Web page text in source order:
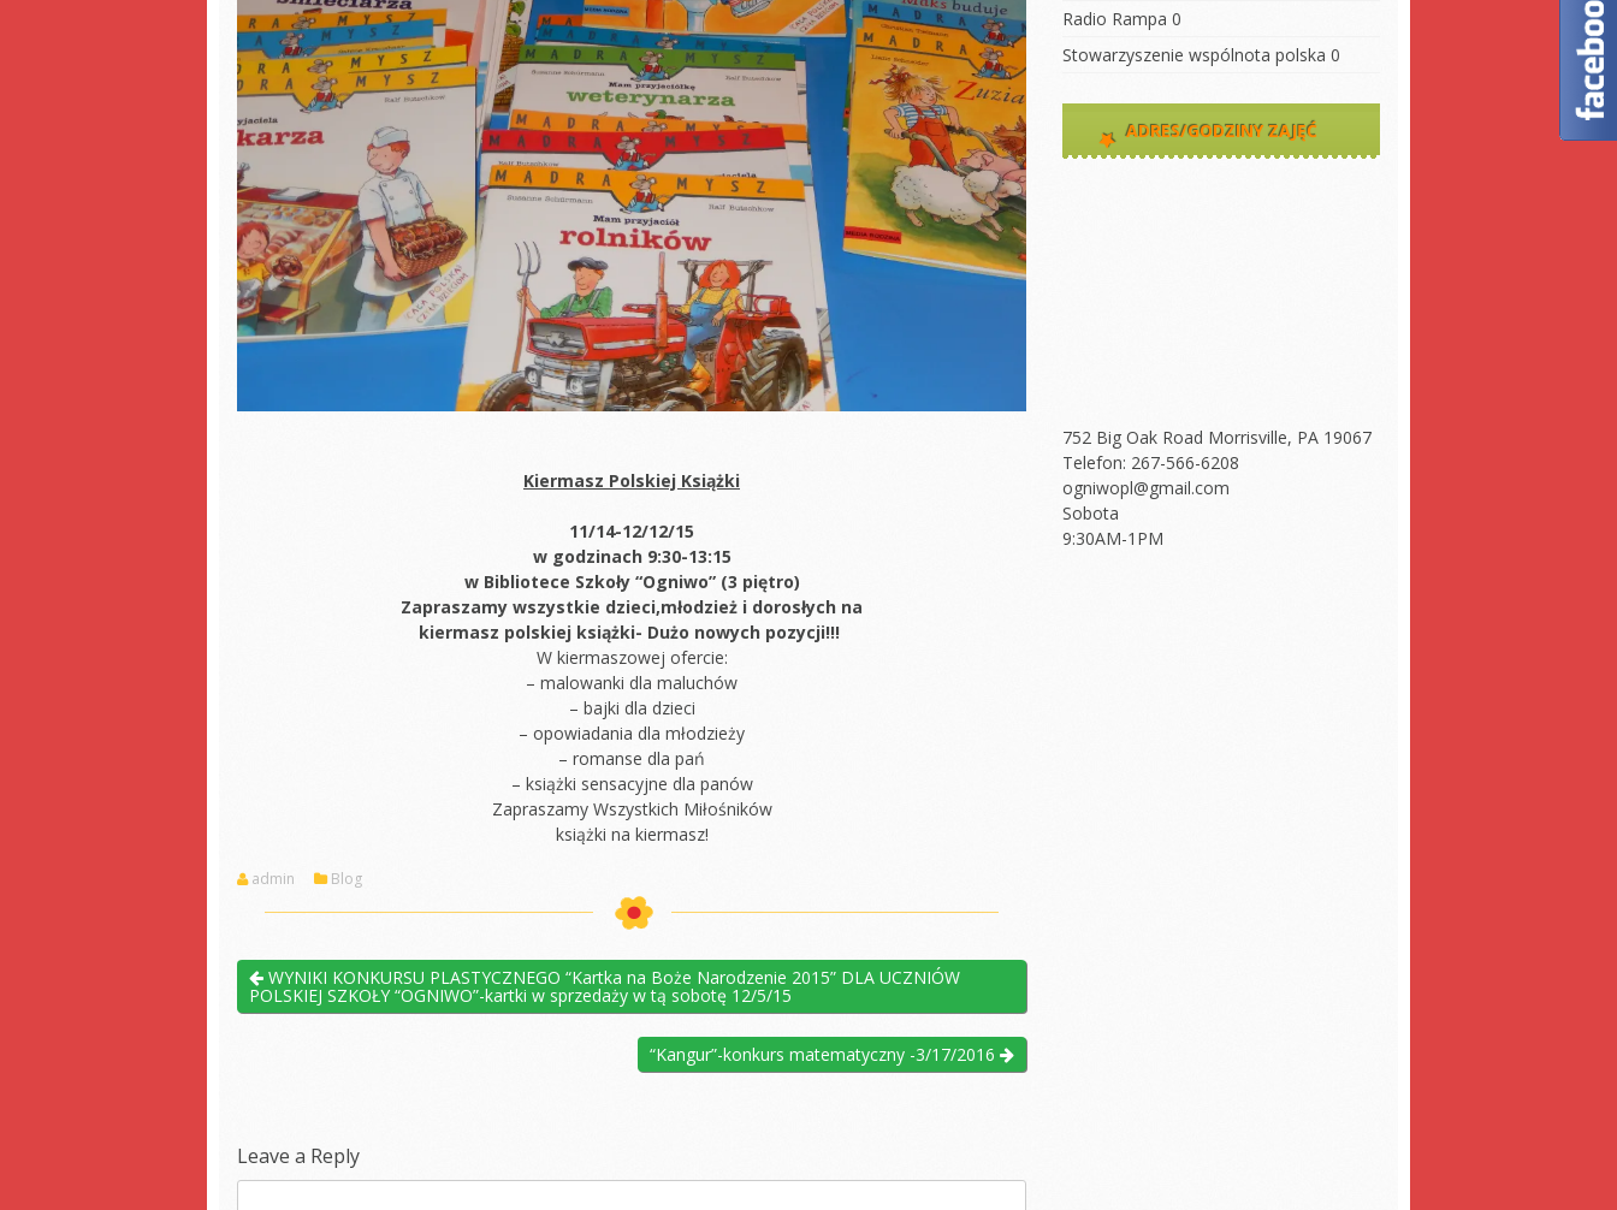
Kiermasz Polskiej Książki
11/14-12/12/15
w godzinach 9:30-13:15
w Bibliotece Szkoły “Ogniwo” (3 piętro)
Zapraszamy wszystkie dzieci,młodzież i dorosłych na
kiermasz polskiej książki- Dużo nowych pozycji!!!
W kiermaszowej ofercie:
– malowanki dla maluchów
– bajki dla dzieci
– opowiadania dla młodzieży
– romanse dla pań
– książki sensacyjne dla panów
Zapraszamy Wszystkich Miłośników
książki na kiermasz!
admin Blog
WYNIKI KONKURSU PLASTYCZNEGO “Kartka na Boże Narodzenie 2015” DLA UCZNIÓW
POLSKIEJ SZKOŁY “OGNIWO”-kartki w sprzedaży w tą sobotę 12/5/15
“Kangur”-konkurs matematyczny -3/17/2016
Leave a Reply
Radio Rampa 0
Stowarzyszenie wspólnota polska 0
ADRES/GODZINY ZAJĘĆ
752 Big Oak Road Morrisville, PA 19067
Telefon: 267-566-6208
ogniwopl@gmail.com
Sobota
9:30AM-1PM